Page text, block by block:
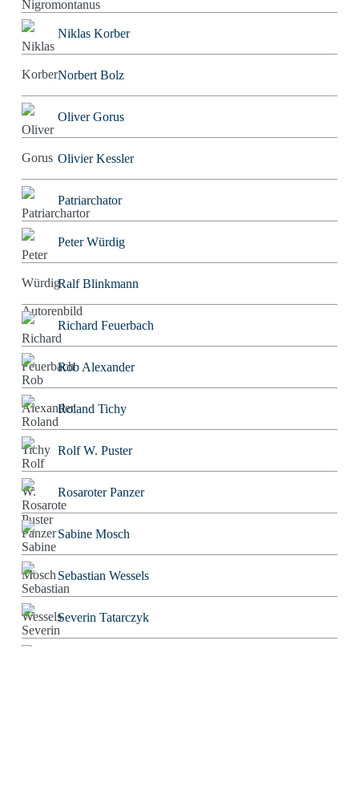
Niklas Korber
Norbert Bolz
Oliver Gorus
Olivier Kessler
Patriarchator
Peter Würdig
Ralf Blinkmann
Richard Feuerbach
Rob Alexander
Roland Tichy
Rolf W. Puster
Rosaroter Panzer
Sabine Mosch
Sebastian Wessels
Severin Tatarczyk